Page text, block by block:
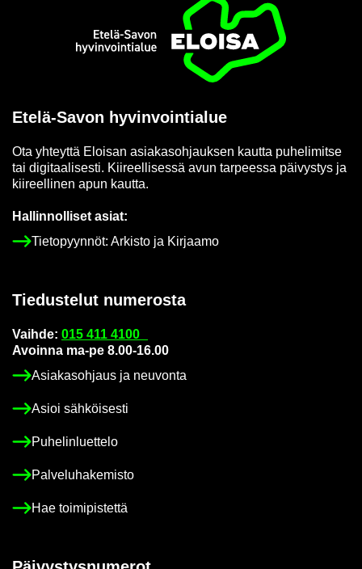
Etusi­vu
Etelä-​Savon hy­vin­voin­tia­lue
Ota yh­teyt­tä Eloi­san asia­kas­oh­jauk­sen kaut­ta pu­he­li­mit­se
tai di­gi­taa­li­ses­ti. Kii­reel­li­ses­sä avun tar­pees­sa päi­vys­tys ja
kii­reel­li­nen apun kaut­ta.
Hal­lin­nol­li­set asiat:
Tie­to­pyyn­nöt: Ar­kis­to ja Kir­jaa­mo
Tie­dus­te­lut nu­me­ros­ta
Vaih­de: 015 411 4100
Avoin­na ma-pe 8.00-16.00
Asia­kas­oh­jaus ja neu­von­ta
Asioi säh­köi­ses­ti
Pu­he­lin­luet­te­lo
Pal­ve­lu­ha­ke­mis­to
Hae toi­mi­pis­tet­tä